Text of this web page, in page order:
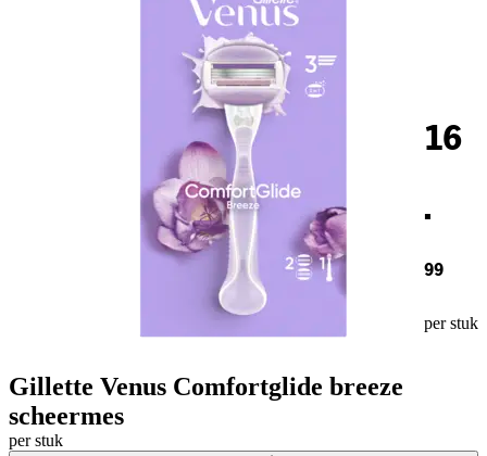
16
.
99
per stuk
Gillette Venus Comfortglide breeze
scheermes
per stuk